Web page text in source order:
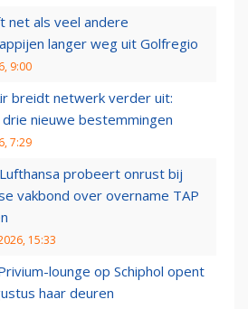
net als veel andere
langer weg uit Golfregio
9:00
breidt netwerk verder uit:
nieuwe bestemmingen
7:29
probeert onrust bij
vakbond over overname TAP
15:33
lounge op Schiphol opent
haar deuren